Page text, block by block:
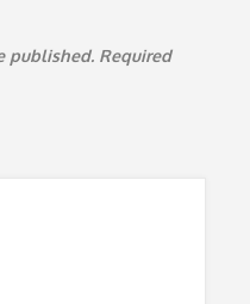
published. Required